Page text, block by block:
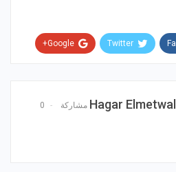
Twitter
Google+
Hagar
0